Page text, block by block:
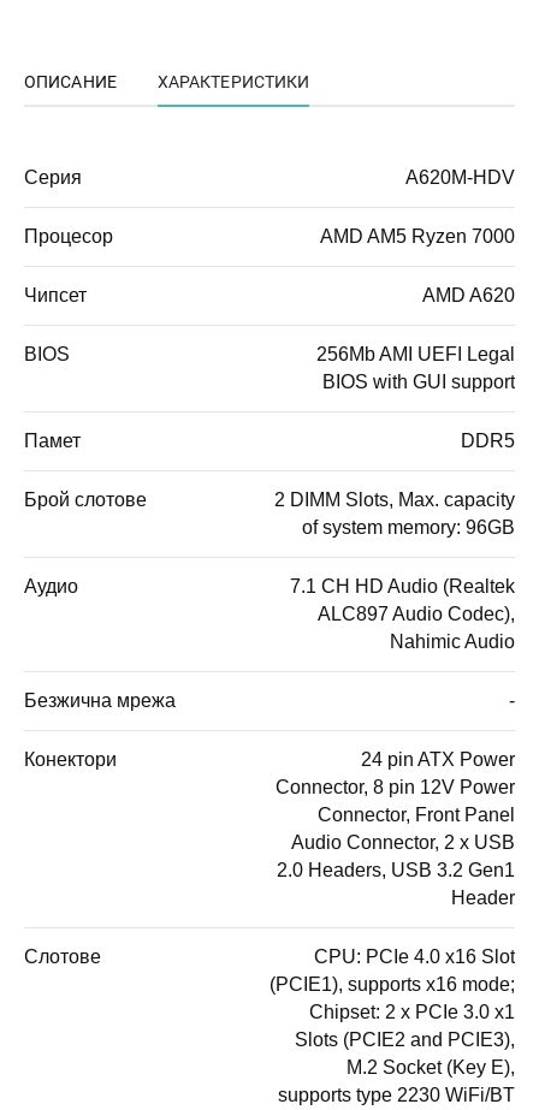
ОПИСАНИЕ ХАРАКТЕРИСТИКИ
Серия A620M-HDV
Процесор AMD AM5 Ryzen 7000
Чипсет AMD A620
BIOS
256Mb AMI UEFI Legal
BIOS with GUI support
Памет DDR5
Брой слотове
2 DIMM Slots, Max. capacity
of system memory: 96GB
Аудио
7.1 CH HD Audio (Realtek
ALC897 Audio Codec),
Nahimic Audio
Безжична мрежа -
Конектори
24 pin ATX Power
Connector, 8 pin 12V Power
Connector, Front Panel
Audio Connector, 2 x USB
2.0 Headers, USB 3.2 Gen1
Header
Слотове
CPU: PCIe 4.0 x16 Slot
(PCIE1), supports x16 mode;
Chipset: 2 x PCIe 3.0 x1
Slots (PCIE2 and PCIE3),
M.2 Socket (Key E),
supports type 2230 WiFi/BT